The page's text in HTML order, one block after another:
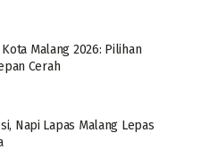
Malang 2026: Pilihan
Cerah
Napi Lapas Malang Lepas